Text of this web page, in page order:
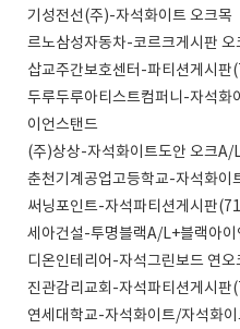
기성전선(주)-자석화이트 오크목
르노삼성자동차-코르크게시판 오
삽교주간보호센터-파티션게시판
두루두루아티스트컴퍼니-자석
이언스탠드
(주)상상-자석화이트도안 오크A/
춘천기계공업고등학교-자석화이
써닝포인트-자석파티션게시판
세아건설-투명블랙A/L+블랙아이
디온인테리어-자석그린보드 연오
진관감리교회-자석파티션게시판
연세대학교-자석화이트/자석화